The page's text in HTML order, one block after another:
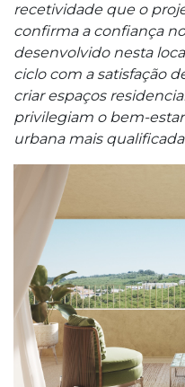
recetividade que o
confirma a confiança
desenvolvido nesta
ciclo com a satisfação
criar espaços
privilegiam o bem-
urbana mais